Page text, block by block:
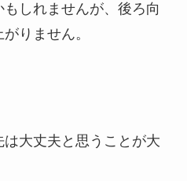
しれませんが、後ろ向
りません。
大丈夫と思うことが大